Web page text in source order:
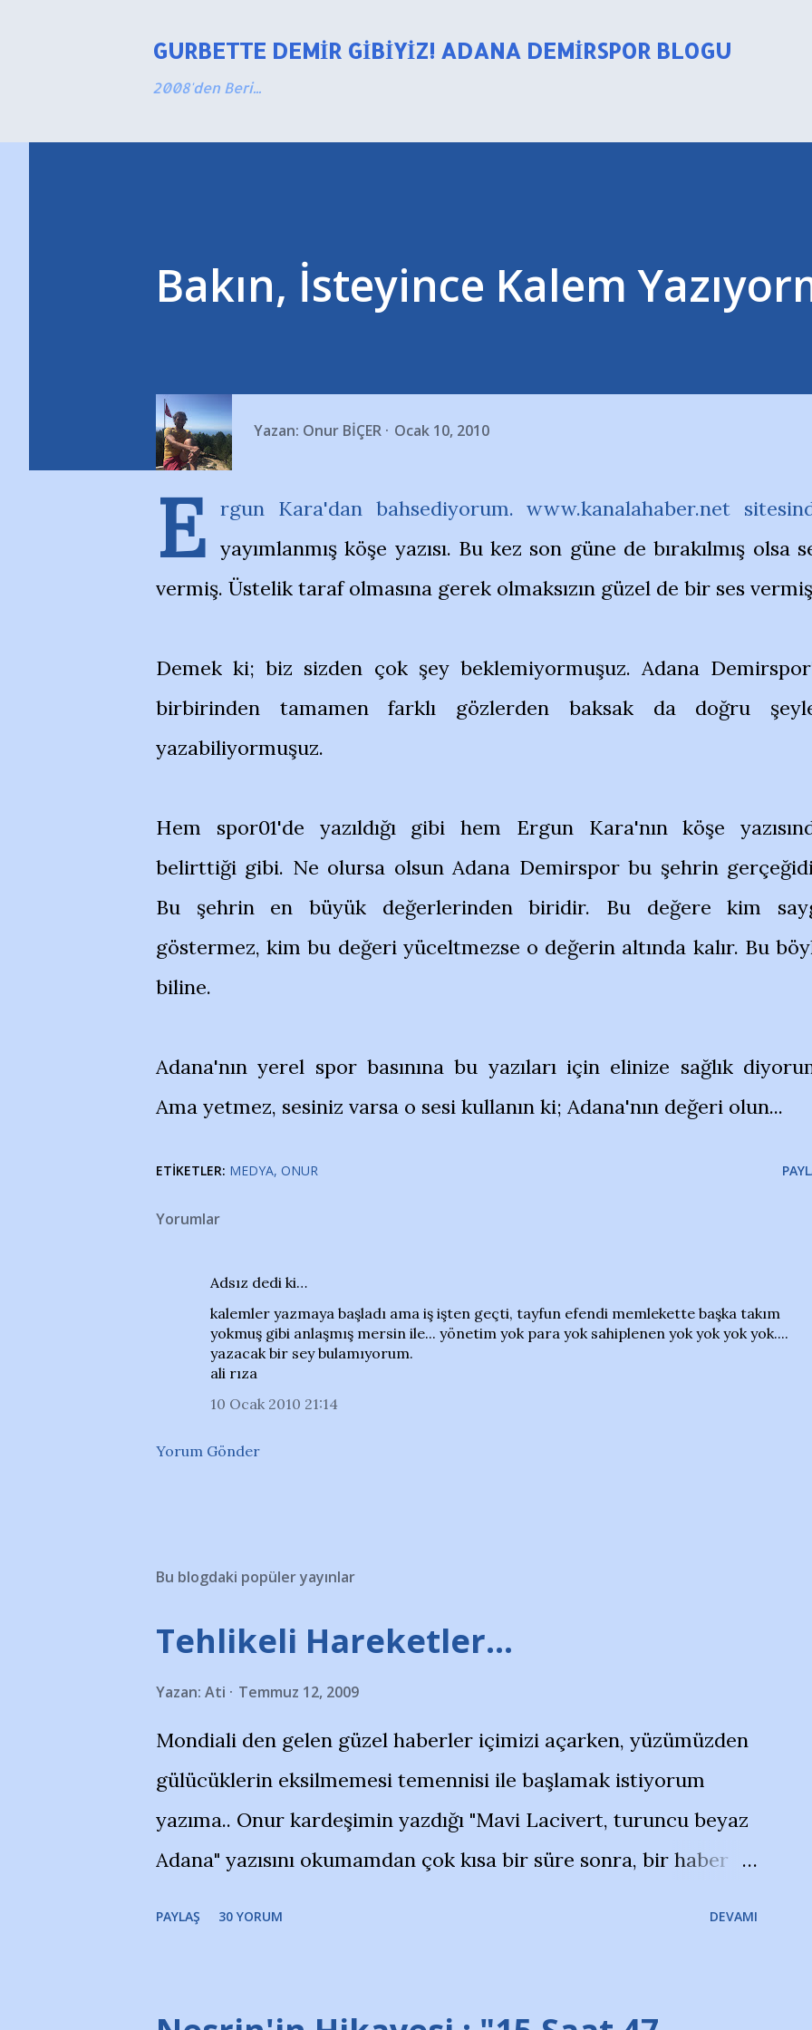
GURBETTE DEMIR GIBIYIZ! ADANA DEMIRSPOR BLOGU
2008'den Beri...
Bakın, İsteyince Kalem
Yazan: Onur BİÇER Ocak 10, 2010
E rgun Kara'dan bahsediyorum.www.kanalahaber.net
yayımlanmış köşe yazısı. Bu kez son güne de bırakılmış olsa
vermiş. Üstelik taraf olmasına gerek olmaksızın güzel de bir ses
Demek ki; biz sizden çok şey beklemiyormuşuz. Adana
birbirinden tamamen farklı gözlerden baksak da doğru
yazabiliyormuşuz.
Hem spor01'de yazıldığı gibi hem Ergun Kara'nın köşe
belirttiği gibi. Ne olursa olsun Adana Demirspor bu şehrin
Bu şehrin en büyük değerlerinden biridir. Bu değere kim
göstermez, kim bu değeri yüceltmezse o değerin altında kalır. Bu
biline.
Adana'nın yerel spor basınına bu yazıları için elinize sağlık
Ama yetmez, sesiniz varsa o sesi kullanın ki; Adana'nın değeri olun...
ETIKETLER: MEDYA ONUR
Yorumlar
Adsız dedi ki…
kalemler yazmaya başladı ama iş işten geçti, tayfun efendi memlekette başka takım
yokmuş gibi anlaşmış mersin ile... yönetim yok para yok sahiplenen yok yok yok yok....
yazacak bir sey bulamıyorum.
ali rıza
10 Ocak 2010 21:14
Yorum Gönder
Bu blogdaki popüler yayınlar
Tehlikeli Hareketler...
Yazan: Ati Temmuz 12, 2009
Mondiali den gelen güzel haberler içimizi açarken, yüzümüzden
gülücüklerin eksilmemesi temennisi ile başlamak istiyorum
yazıma.. Onur kardeşimin yazdığı "Mavi Lacivert, turuncu beyaz
Adana" yazısını okumamdan çok kısa bir süre sonra, bir haber
stadı önünde yaklaşık 200 taraftarın toplanarak İstanbul
PAYLAŞ 30 YORUM DEVAMI